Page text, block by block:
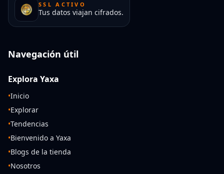
SSL ACTIVO
Tus datos viajan cifrados.
Navegación útil
Explora Yaxa
•Inicio
•Explorar
•Tendencias
•Bienvenido a Yaxa
•Blogs de la tienda
•Nosotros